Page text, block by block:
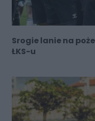
Srogie lanie na
ŁKS-u